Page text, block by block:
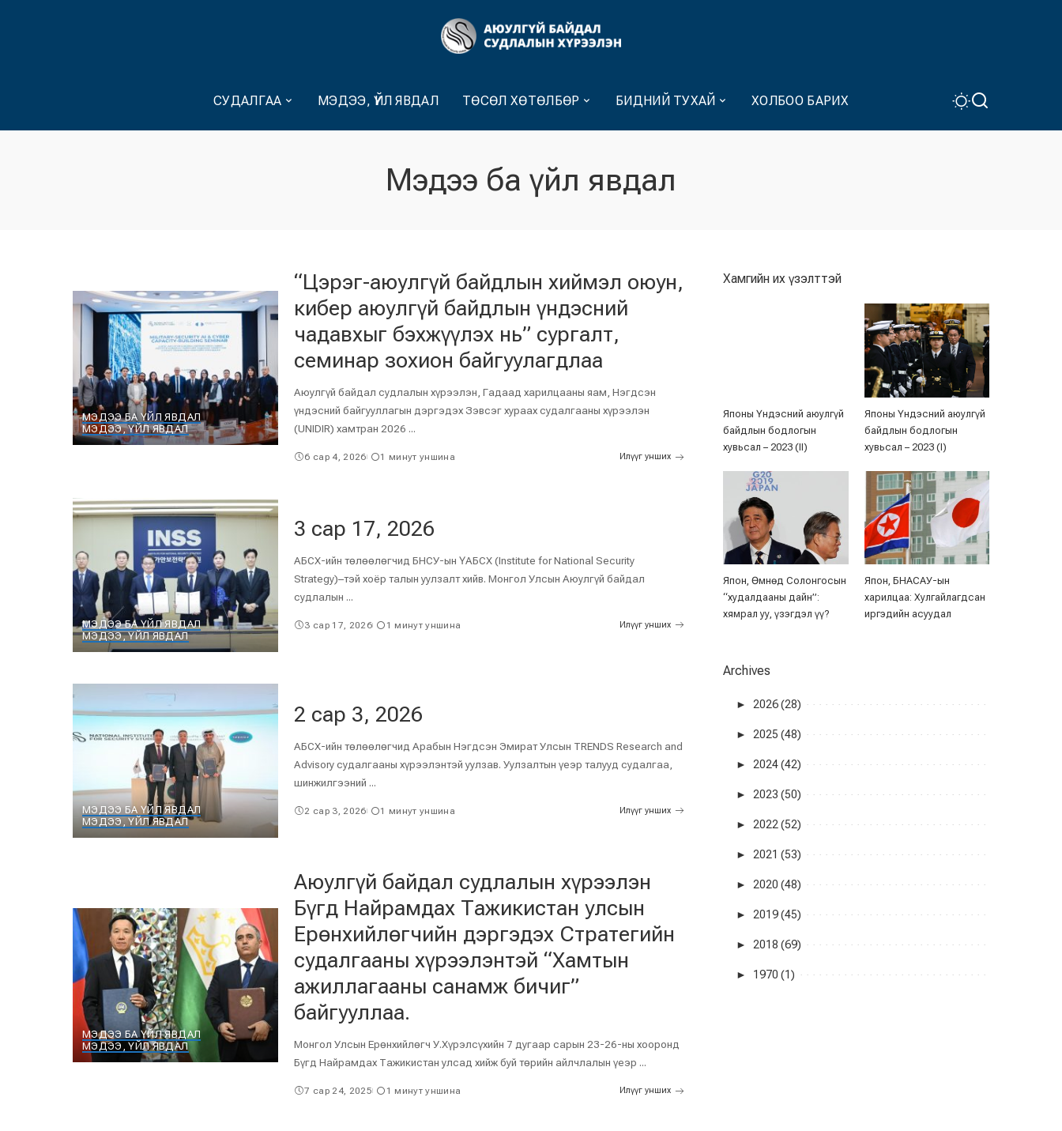
СУДАЛГАА МЭДЭЭ, ҮЙЛ ЯВДАЛ ТӨСӨЛ ХӨТӨЛБӨР БИДНИЙ ТУХАЙ ХОЛБОО БАРИХ
Мэдээ ба үйл явдал
МЭДЭЭ БА ҮЙЛ ЯВДАЛ
МЭДЭЭ, ҮЙЛ ЯВДАЛ
“Цэрэг-аюулгүй байдлын хиймэл оюун,
кибер аюулгүй байдлын үндэсний
чадавхыг бэхжүүлэх нь” сургалт,
семинар зохион байгуулагдлаа
Аюулгүй байдал судлалын хүрээлэн, Гадаад харилцааны яам, Нэгдсэн
үндэсний байгууллагын дэргэдэх Зэвсэг хураах судалгааны хүрээлэн
(UNIDIR) хамтран 2026 ...
6 сар 4, 2026 1 минут уншина Илүүг унших
МЭДЭЭ БА ҮЙЛ ЯВДАЛ
МЭДЭЭ, ҮЙЛ ЯВДАЛ
3 сар 17, 2026
АБСХ-ийн төлөөлөгчид БНСУ-ын ҮАБСХ (Institute for National Security
Strategy)–тэй хоёр талын уулзалт хийв. Монгол Улсын Аюулгүй байдал
судлалын ...
3 сар 17, 2026 1 минут уншина Илүүг унших
МЭДЭЭ БА ҮЙЛ ЯВДАЛ
МЭДЭЭ, ҮЙЛ ЯВДАЛ
2 сар 3, 2026
АБСХ-ийн төлөөлөгчид Арабын Нэгдсэн Эмират Улсын TRENDS Research and
Advisory судалгааны хүрээлэнтэй уулзав. Уулзалтын үеэр талууд судалгаа,
шинжилгээний ...
2 сар 3, 2026 1 минут уншина Илүүг унших
МЭДЭЭ БА ҮЙЛ ЯВДАЛ
МЭДЭЭ, ҮЙЛ ЯВДАЛ
Аюулгүй байдал судлалын хүрээлэн
Бүгд Найрамдах Тажикистан улсын
Ерөнхийлөгчийн дэргэдэх Стратегийн
судалгааны хүрээлэнтэй “Хамтын
ажиллагааны санамж бичиг”
байгууллаа.
Монгол Улсын Ерөнхийлөгч У.Хүрэлсүхийн 7 дугаар сарын 23-26-ны хооронд
Бүгд Найрамдах Тажикистан улсад хийж буй төрийн айлчлалын үеэр ...
7 сар 24, 2025 1 минут уншина Илүүг унших
Хамгийн их үзэлттэй
Японы Үндэсний аюулгүй
байдлын бодлогын
хувьсал – 2023 (II)
Японы Үндэсний аюулгүй
байдлын бодлогын
хувьсал – 2023 (I)
Япон, Өмнөд Солонгосын
“худалдааны дайн”:
хямрал уу, үзэгдэл үү?
Япон, БНАСАУ-ын
харилцаа: Хулгайлагдсан
иргэдийн асуудал
Archives
► 2026 (28)
► 2025 (48)
► 2024 (42)
► 2023 (50)
► 2022 (52)
► 2021 (53)
► 2020 (48)
► 2019 (45)
► 2018 (69)
► 1970 (1)